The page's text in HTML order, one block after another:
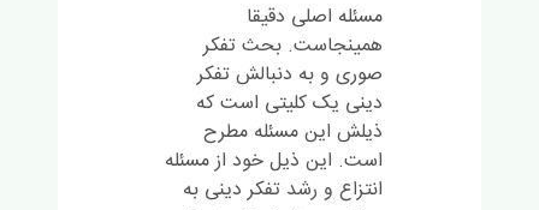
مسئله اصلی دقیقا
همینجاست. بحث تفکر
صوری و به دنبالش تفکر
دینی یک کلیتی است که
ذیلش این مسئله مطرح
است. این ذیل خود از مسئله
انتزاع و رشد تفکر دینی به